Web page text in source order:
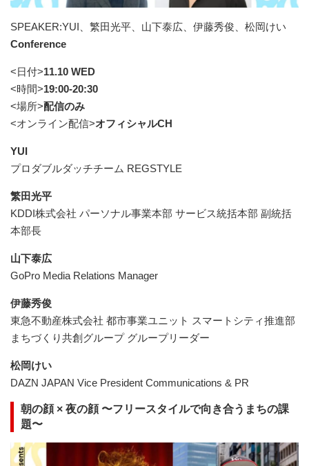
SPEAKER:YUI、繁田光平、山下泰広、伊藤秀俊、松岡けい
Conference
<日付>11.10 WED
<時間>19:00-20:30
<場所>配信のみ
<オンライン配信>オフィシャルCH
YUI
プロダブルダッチチーム REGSTYLE
繁田光平
KDDI株式会社 パーソナル事業本部 サービス統括本部 副統括
本部長
山下泰広
GoPro Media Relations Manager
伊藤秀俊
東急不動産株式会社 都市事業ユニット スマートシティ推進部
まちづくり共創グループ グループリーダー
松岡けい
DAZN JAPAN Vice President Communications & PR
朝の顔 × 夜の顔 〜フリースタイルで向き合うまちの課
題〜